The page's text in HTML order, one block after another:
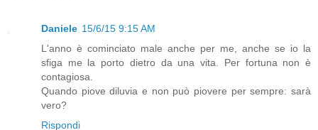
Daniele 15/6/15 9:15 AM
L'anno è cominciato male anche per me, anche se io la
sfiga me la porto dietro da una vita. Per fortuna non è
contagiosa.
Quando piove diluvia e non può piovere per sempre: sarà
vero?
Rispondi